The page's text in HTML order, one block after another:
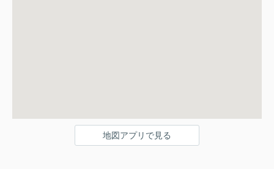
地図アプリで見る